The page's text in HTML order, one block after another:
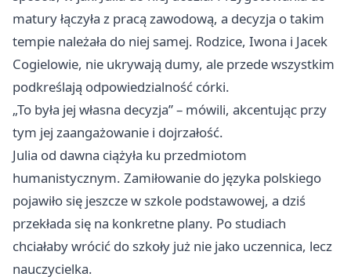
matury łączyła z pracą zawodową, a decyzja o takim
tempie należała do niej samej. Rodzice, Iwona i Jacek
Cogielowie, nie ukrywają dumy, ale przede wszystkim
podkreślają odpowiedzialność córki.
„To była jej własna decyzja” – mówili, akcentując przy
tym jej zaangażowanie i dojrzałość.
Julia od dawna ciążyła ku przedmiotom
humanistycznym. Zamiłowanie do języka polskiego
pojawiło się jeszcze w szkole podstawowej, a dziś
przekłada się na konkretne plany. Po studiach
chciałaby wrócić do szkoły już nie jako uczennica, lecz
nauczycielka.